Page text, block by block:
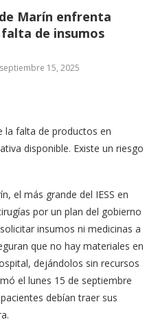
Marín enfrenta
de insumos
septiembre 15, 2025
la falta de productos en
disponible. Existe un riesgo
el más grande del IESS en
por un plan del gobierno
insumos ni medicinas a
que no hay materiales en
dejándolos sin recursos
el lunes 15 de septiembre
debían traer sus